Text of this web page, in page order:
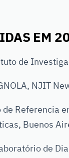
EM
de
NJIT
de Referencia
Buenos
de